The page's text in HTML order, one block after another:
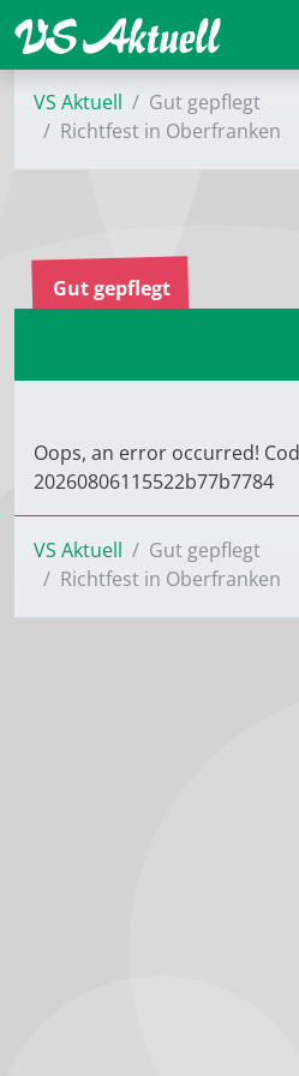
VS Aktuell
Gut gepflegt
Richtfest in Oberfranken
Gut gepflegt
Oops, an error occurred!
20260806115522b77b7784
VS Aktuell
Gut gepflegt
Richtfest in Oberfranken